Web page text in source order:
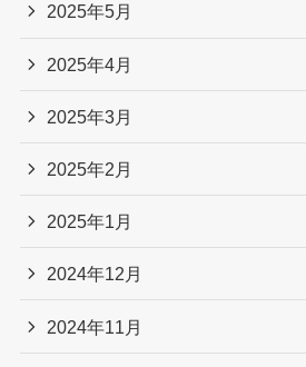
2025年5月
2025年4月
2025年3月
2025年2月
2025年1月
2024年12月
2024年11月